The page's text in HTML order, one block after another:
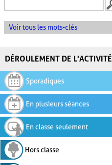
Voir tous les mots-clés
DÉROULEMENT DE L'ACTIVITÉ
Sporadiques
En plusieurs séances
En classe seulement
Hors classe